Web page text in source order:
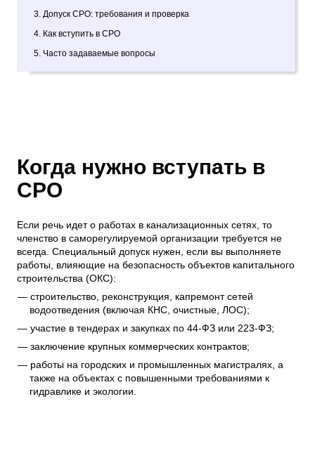
3. Допуск СРО: требования и проверка
4. Как вступить в СРО
5. Часто задаваемые вопросы
Когда нужно вступать в
СРО
Если речь идет о работах в канализационных сетях, то
членство в саморегулируемой организации требуется не
всегда. Специальный допуск нужен, если вы выполняете
работы, влияющие на безопасность объектов капитального
строительства (ОКС):
строительство, реконструкция, капремонт сетей
водоотведения (включая КНС, очистные, ЛОС);
участие в тендерах и закупках по 44-ФЗ или 223-ФЗ;
заключение крупных коммерческих контрактов;
работы на городских и промышленных магистралях, а
также на объектах с повышенными требованиями к
гидравлике и экологии.